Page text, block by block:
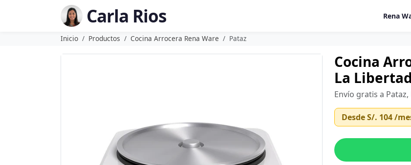
Carla Rios Rena
Inicio Productos Cocina Arrocera Rena Ware Pataz
Cocina
La Libertad
Envío gratis a
DesdeS/. 104/